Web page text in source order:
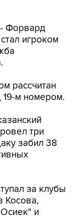
- Форвард
игроком
рассчитан
19-м номером.
три
забил 38
за клубы
Косова,
и